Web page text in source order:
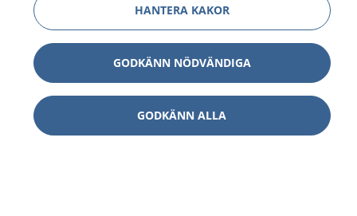
HANTERA KAKOR
GODKÄNN NÖDVÄNDIGA
GODKÄNN ALLA